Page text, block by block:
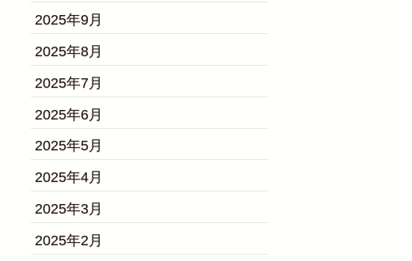
2025年9月
2025年8月
2025年7月
2025年6月
2025年5月
2025年4月
2025年3月
2025年2月